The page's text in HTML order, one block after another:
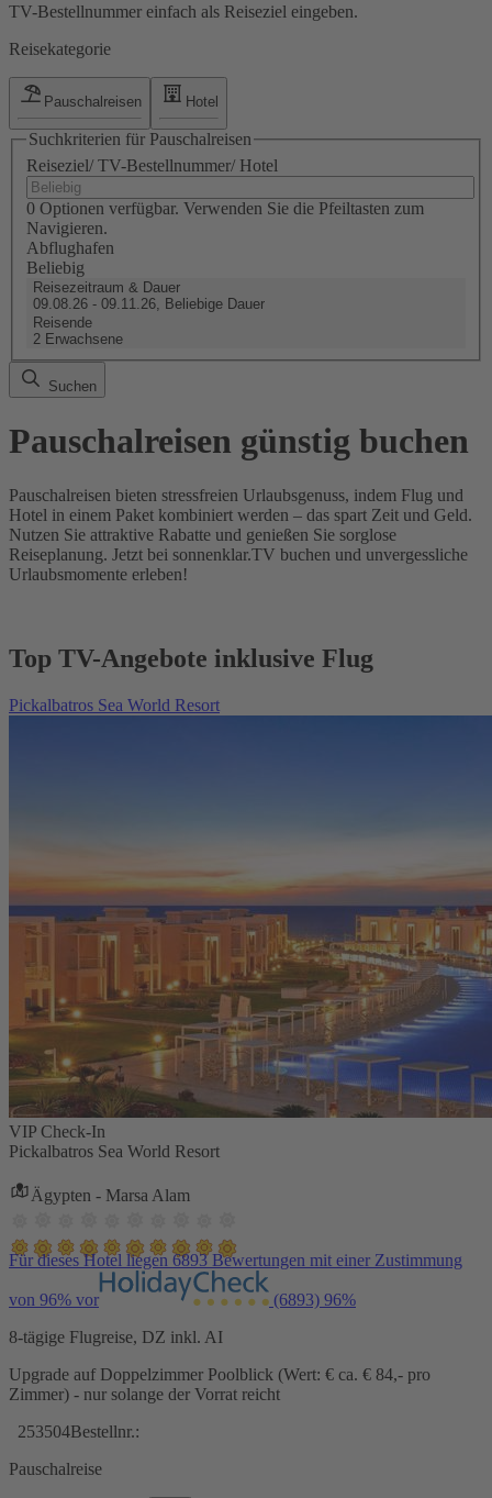
TV-Bestellnummer einfach als Reiseziel eingeben.
Reisekategorie
Pauschalreisen Hotel
Suchkriterien für Pauschalreisen
Reiseziel/ TV-Bestellnummer/ Hotel
0 Optionen verfügbar. Verwenden Sie die Pfeiltasten zum
Navigieren.
Abflughafen
Beliebig
Reisezeitraum & Dauer
09.08.26 - 09.11.26, Beliebige Dauer
Reisende
2 Erwachsene
Suchen
Pauschalreisen günstig buchen
Pauschalreisen bieten stressfreien Urlaubsgenuss, indem Flug und
Hotel in einem Paket kombiniert werden – das spart Zeit und Geld.
Nutzen Sie attraktive Rabatte und genießen Sie sorglose
Reiseplanung. Jetzt bei sonnenklar.TV buchen und unvergessliche
Urlaubsmomente erleben!
Top TV-Angebote inklusive Flug
Pickalbatros Sea World Resort
VIP Check-In
Pickalbatros Sea World Resort
Ägypten - Marsa Alam
Für dieses Hotel liegen 6893 Bewertungen mit einer Zustimmung
von 96% vor (6893) 96%
8-tägige Flugreise, DZ inkl. AI
Upgrade auf Doppelzimmer Poolblick (Wert: € ca. € 84,- pro
Zimmer) - nur solange der Vorrat reicht
253504Bestellnr.:
Pauschalreise